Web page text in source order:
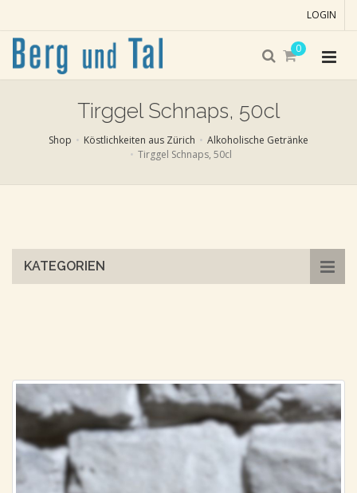
LOGIN
0
Tirggel Schnaps, 50cl
Shop Köstlichkeiten aus Zürich
Alkoholische Getränke
Tirggel Schnaps, 50cl
KATEGORIEN